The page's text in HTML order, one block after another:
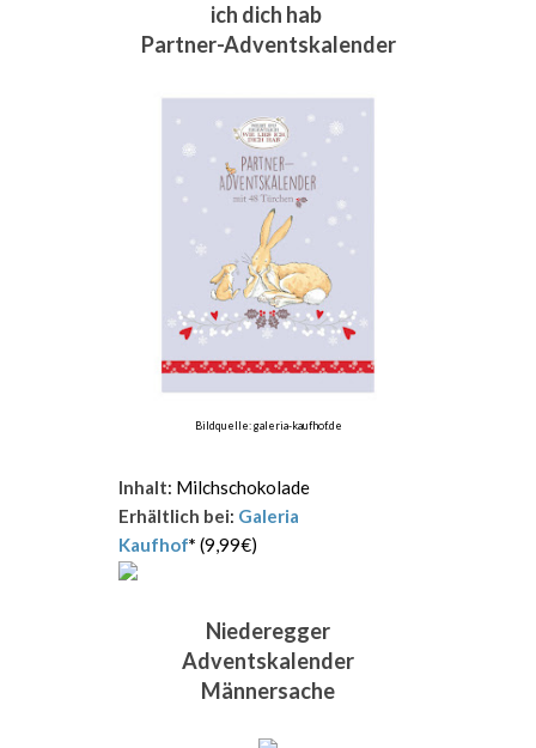
ich dich hab
Partner-Adventskalender
Bildquelle: galeria-kaufhof.de
Inhalt: Milchschokolade
Erhältlich bei: Galeria
Kaufhof* (9,99€)
Niederegger
Adventskalender
Männersache